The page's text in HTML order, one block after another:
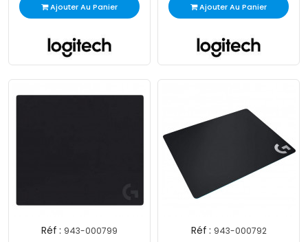
Ajouter Au Panier Ajouter Au Panier
Réf : 943-000799 Réf : 943-000792